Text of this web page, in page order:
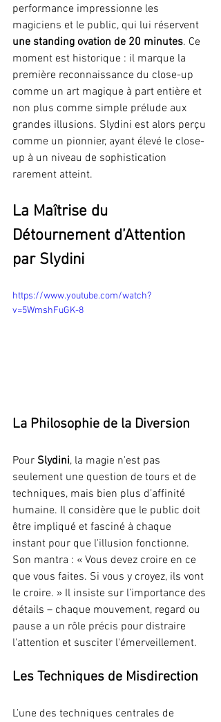
performance impressionne les
magiciens et le public, qui lui réservent
une standing ovation de 20 minutes. Ce
moment est historique : il marque la
première reconnaissance du close-up
comme un art magique à part entière et
non plus comme simple prélude aux
grandes illusions. Slydini est alors perçu
comme un pionnier, ayant élevé le close-
up à un niveau de sophistication
rarement atteint.
La Maîtrise du
Détournement d’Attention
par Slydini
https://www.youtube.com/watch?
v=5WmshFuGK-8
La Philosophie de la Diversion
Pour Slydini, la magie n'est pas
seulement une question de tours et de
techniques, mais bien plus d’affinité
humaine. Il considère que le public doit
être impliqué et fasciné à chaque
instant pour que l'illusion fonctionne.
Son mantra : « Vous devez croire en ce
que vous faites. Si vous y croyez, ils vont
le croire. » Il insiste sur l’importance des
détails – chaque mouvement, regard ou
pause a un rôle précis pour distraire
l'attention et susciter l'émerveillement.
Les Techniques de Misdirection
L’une des techniques centrales de